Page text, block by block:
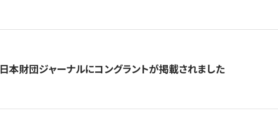
日本財団ジャーナルにコングラントが掲載されました